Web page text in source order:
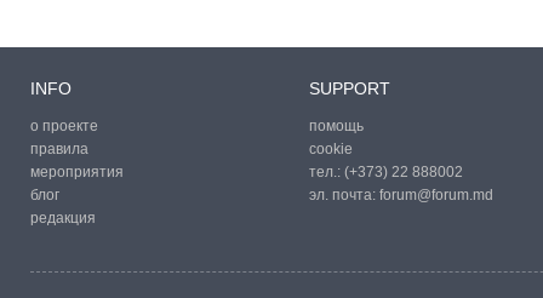
INFO
о проекте
правила
мероприятия
блог
редакция
SUPPORT
помощь
cookie
тел.: (+373) 22 888002
эл. почта: forum@forum.md